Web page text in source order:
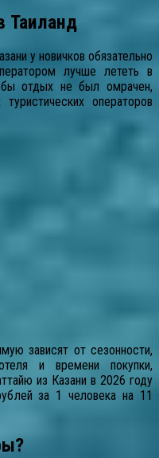
Таиланд
у новичков обязательно
лучше лететь в
отдых не был омрачен,
операторов
зависят от сезонности,
и времени покупки,
из Казани в 2026 году
за 1 человека на 11